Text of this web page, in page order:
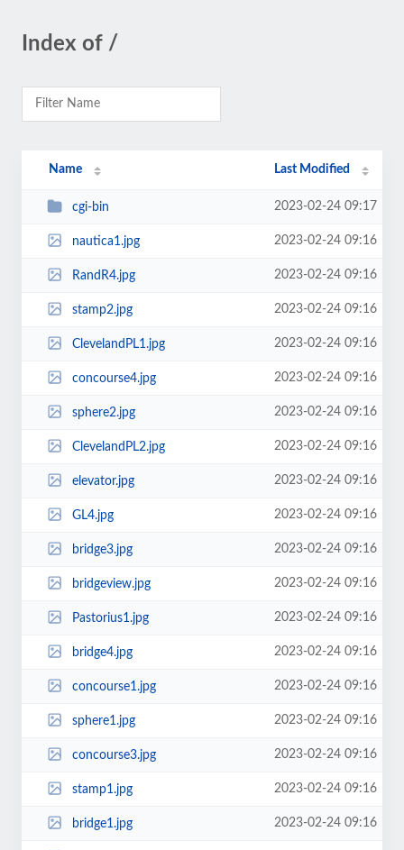
Index of /
Name Last Modified
cgi-bin 2023-02-24 09:17
nautica1.jpg 2023-02-24 09:16
RandR4.jpg 2023-02-24 09:16
stamp2.jpg 2023-02-24 09:16
ClevelandPL1.jpg 2023-02-24 09:16
concourse4.jpg 2023-02-24 09:16
sphere2.jpg 2023-02-24 09:16
ClevelandPL2.jpg 2023-02-24 09:16
elevator.jpg 2023-02-24 09:16
GL4.jpg 2023-02-24 09:16
bridge3.jpg 2023-02-24 09:16
bridgeview.jpg 2023-02-24 09:16
Pastorius1.jpg 2023-02-24 09:16
bridge4.jpg 2023-02-24 09:16
concourse1.jpg 2023-02-24 09:16
sphere1.jpg 2023-02-24 09:16
concourse3.jpg 2023-02-24 09:16
stamp1.jpg 2023-02-24 09:16
bridge1.jpg 2023-02-24 09:16